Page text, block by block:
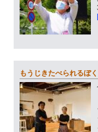
もうじきたべられるぼ